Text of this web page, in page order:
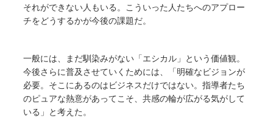
それができない人もいる。こういった人たちへのアプロー
チをどうするかが今後の課題だ。
一般には、まだ馴染みがない「エシカル」という価値観。
今後さらに普及させていくためには、「明確なビジョンが
必要。そこにあるのはビジネスだけではない。指導者たち
のピュアな熱意があってこそ、共感の輪が広がる気がして
いる」と考えた。